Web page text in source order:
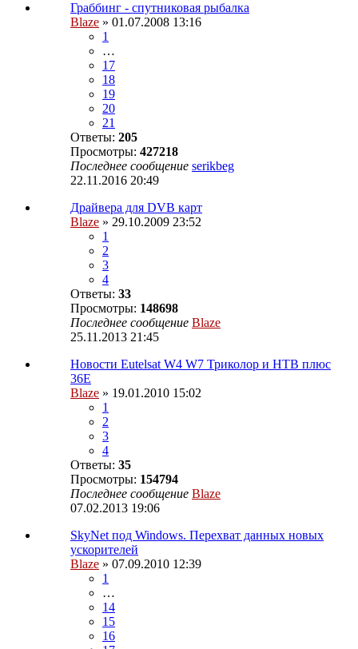
Граббинг - спутниковая рыбалка
Blaze » 01.07.2008 13:16
1
…
17
18
19
20
21
Ответы: 205
Просмотры: 427218
Последнее сообщение serikbeg
22.11.2016 20:49
Драйвера для DVB карт
Blaze » 29.10.2009 23:52
1
2
3
4
Ответы: 33
Просмотры: 148698
Последнее сообщение Blaze
25.11.2013 21:45
Новости Eutelsat W4 W7 Триколор и НТВ плюс
36E
Blaze » 19.01.2010 15:02
1
2
3
4
Ответы: 35
Просмотры: 154794
Последнее сообщение Blaze
07.02.2013 19:06
SkyNet под Windows. Перехват данных новых
ускорителей
Blaze » 07.09.2010 12:39
1
…
14
15
16